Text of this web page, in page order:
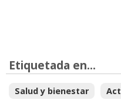
Etiquetada en...
Salud y bienestar